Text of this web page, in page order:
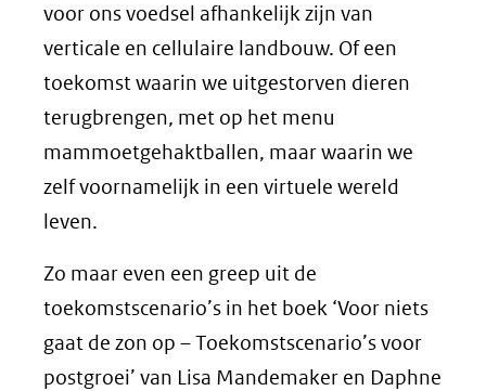
voor ons voedsel afhankelijk zijn van
verticale en cellulaire landbouw. Of een
toekomst waarin we uitgestorven dieren
terugbrengen, met op het menu
mammoetgehaktballen, maar waarin we
zelf voornamelijk in een virtuele wereld
leven.
Zo maar even een greep uit de
toekomstscenario’s in het boek ‘Voor niets
gaat de zon op – Toekomstscenario’s voor
postgroei’ van Lisa Mandemaker en Daphne